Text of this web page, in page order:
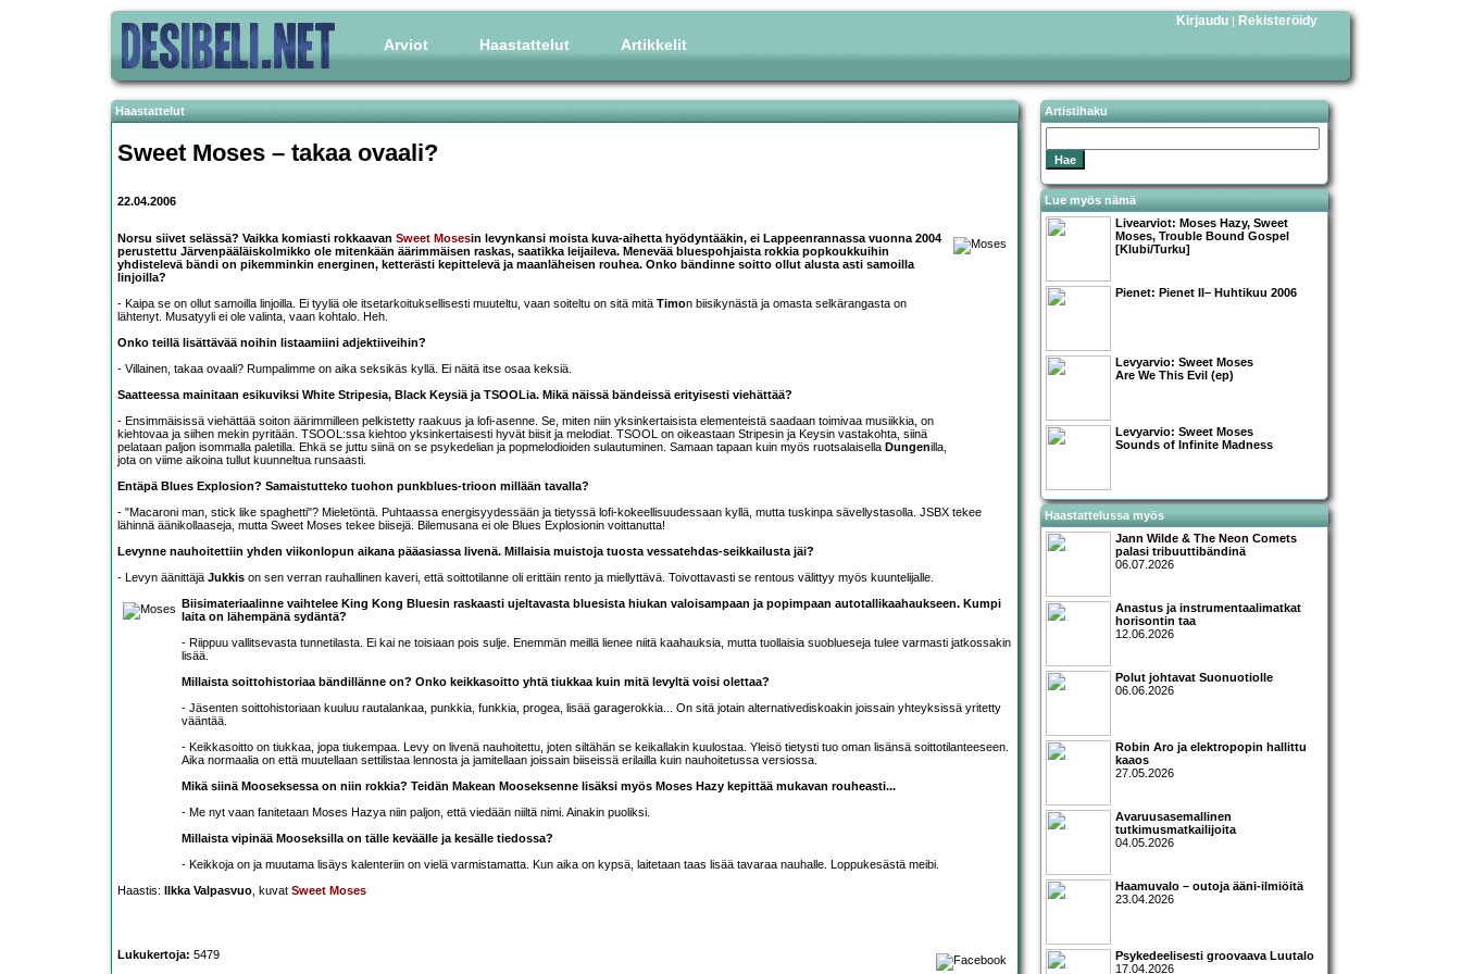
Arviot Haastattelut Artikkelit
Kirjaudu | Rekisteröidy
Haastattelut
Sweet Moses – takaa ovaali?
22.04.2006
Norsu siivet selässä? Vaikka komiasti rokkaavan Sweet Mosesin levynkansi moista kuva-aihetta hyödyntääkin, ei Lappeenrannassa vuonna 2004
perustettu Järvenpääläiskolmikko ole mitenkään äärimmäisen raskas, saatikka leijaileva. Menevää bluespohjaista rokkia popkoukkuihin
yhdistelevä bändi on pikemminkin energinen, ketterästi kepittelevä ja maanläheisen rouhea. Onko bändinne soitto ollut alusta asti samoilla
linjoilla?
- Kaipa se on ollut samoilla linjoilla. Ei tyyliä ole itsetarkoituksellisesti muuteltu, vaan soiteltu on sitä mitä Timon biisikynästä ja omasta selkärangasta on
lähtenyt. Musatyyli ei ole valinta, vaan kohtalo. Heh.
Onko teillä lisättävää noihin listaamiini adjektiiveihin?
- Villainen, takaa ovaali? Rumpalimme on aika seksikäs kyllä. Ei näitä itse osaa keksiä.
Saatteessa mainitaan esikuviksi White Stripesia, Black Keysiä ja TSOOLia. Mikä näissä bändeissä erityisesti viehättää?
- Ensimmäisissä viehättää soiton äärimmilleen pelkistetty raakuus ja lofi-asenne. Se, miten niin yksinkertaisista elementeistä saadaan toimivaa musiikkia, on
kiehtovaa ja siihen mekin pyritään. TSOOL:ssa kiehtoo yksinkertaisesti hyvät biisit ja melodiat. TSOOL on oikeastaan Stripesin ja Keysin vastakohta, siinä
pelataan paljon isommalla paletilla. Ehkä se juttu siinä on se psykedelian ja popmelodioiden sulautuminen. Samaan tapaan kuin myös ruotsalaisella Dungenilla,
jota on viime aikoina tullut kuunneltua runsaasti.
Entäpä Blues Explosion? Samaistutteko tuohon punkblues-trioon millään tavalla?
- "Macaroni man, stick like spaghetti"? Mieletöntä. Puhtaassa energisyydessään ja tietyssä lofi-kokeellisuudessaan kyllä, mutta tuskinpa sävellystasolla. JSBX tekee
lähinnä äänikollaaseja, mutta Sweet Moses tekee biisejä. Bilemusana ei ole Blues Explosionin voittanutta!
Levynne nauhoitettiin yhden viikonlopun aikana pääasiassa livenä. Millaisia muistoja tuosta vessatehdas-seikkailusta jäi?
- Levyn äänittäjä Jukkis on sen verran rauhallinen kaveri, että soittotilanne oli erittäin rento ja miellyttävä. Toivottavasti se rentous välittyy myös kuuntelijalle.
Biisimateriaalinne vaihtelee King Kong Bluesin raskaasti ujeltavasta bluesista hiukan valoisampaan ja popimpaan autotallikaahaukseen. Kumpi
laita on lähempänä sydäntä?
- Riippuu vallitsevasta tunnetilasta. Ei kai ne toisiaan pois sulje. Enemmän meillä lienee niitä kaahauksia, mutta tuollaisia suoblueseja tulee varmasti jatkossakin
lisää.
Millaista soittohistoriaa bändillänne on? Onko keikkasoitto yhtä tiukkaa kuin mitä levyltä voisi olettaa?
- Jäsenten soittohistoriaan kuuluu rautalankaa, punkkia, funkkia, progea, lisää garagerokkia... On sitä jotain alternativediskoakin joissain yhteyksissä yritetty
vääntää.
- Keikkasoitto on tiukkaa, jopa tiukempaa. Levy on livenä nauhoitettu, joten siltähän se keikallakin kuulostaa. Yleisö tietysti tuo oman lisänsä soittotilanteeseen.
Aika normaalia on että muutellaan settilistaa lennosta ja jamitellaan joissain biiseissä erilailla kuin nauhoitetussa versiossa.
Mikä siinä Mooseksessa on niin rokkia? Teidän Makean Mooseksenne lisäksi myös Moses Hazy kepittää mukavan rouheasti...
- Me nyt vaan fanitetaan Moses Hazya niin paljon, että viedään niiltä nimi. Ainakin puoliksi.
Millaista vipinää Mooseksilla on tälle keväälle ja kesälle tiedossa?
- Keikkoja on ja muutama lisäys kalenteriin on vielä varmistamatta. Kun aika on kypsä, laitetaan taas lisää tavaraa nauhalle. Loppukesästä meibi.
Haastis:
Ilkka Valpasvuo, kuvat Sweet Moses
Lukukertoja: 5479
Artistihaku
Lue myös nämä
Livearviot: Moses Hazy, Sweet
Moses, Trouble Bound Gospel
[Klubi/Turku]
Pienet: Pienet II– Huhtikuu 2006
Levyarvio: Sweet Moses
Are We This Evil (ep)
Levyarvio: Sweet Moses
Sounds of Infinite Madness
Haastattelussa myös
Jann Wilde & The Neon Comets
palasi tribuuttibändinä
06.07.2026
Anastus ja instrumentaalimatkat
horisontin taa
12.06.2026
Polut johtavat Suonuotiolle
06.06.2026
Robin Aro ja elektropopin hallittu
kaaos
27.05.2026
Avaruusasemallinen
tutkimusmatkailijoita
04.05.2026
Haamuvalo – outoja ääni-ilmiöitä
23.04.2026
Psykedeelisesti groovaava Luutalo
17.04.2026